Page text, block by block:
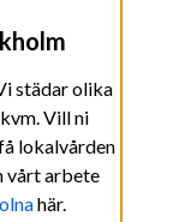
städar olika
Vill ni
lokalvården
vårt arbete
här.